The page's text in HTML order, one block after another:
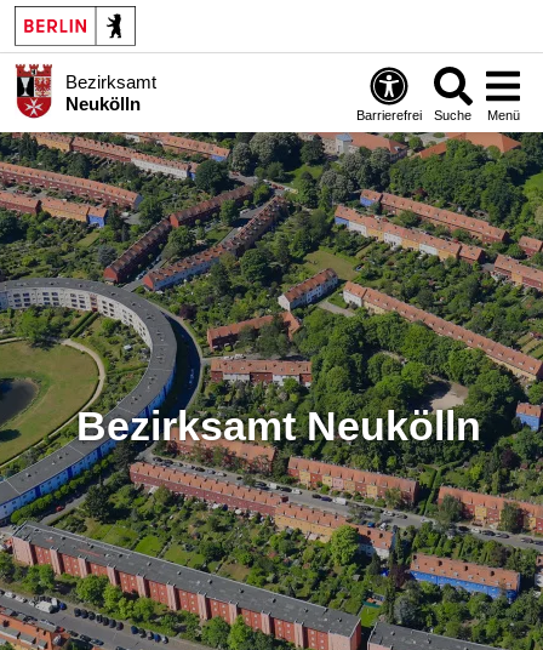
Bezirksamt
Neukölln
Barrierefrei Suche Menü
Bezirksamt Neukölln